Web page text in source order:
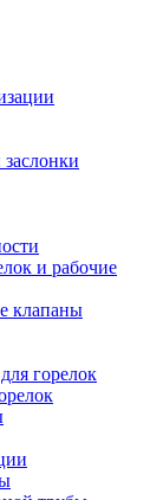
и рабочие
клапаны
горелок